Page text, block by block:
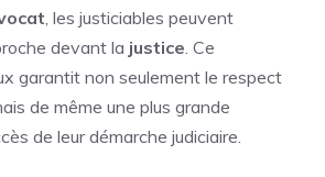
, les justiciables peuvent
devant la justice. Ce
garantit non seulement le respect
de même une plus grande
de leur démarche judiciaire.